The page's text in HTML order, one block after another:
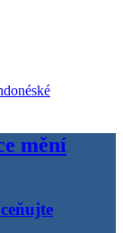
mění